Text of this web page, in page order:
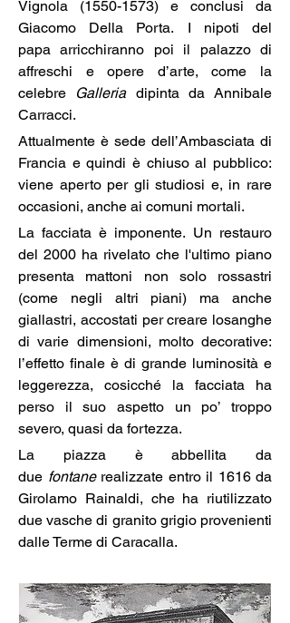
Vignola (1550-1573) e conclusi da
Giacomo Della Porta. I nipoti del
papa arricchiranno poi il palazzo di
affreschi e opere d’arte, come la
celebre Galleria dipinta da Annibale
Carracci.
Attualmente è sede dell’Ambasciata di
Francia e quindi è chiuso al pubblico:
viene aperto per gli studiosi e, in rare
occasioni, anche ai comuni mortali.
La facciata è imponente. Un restauro
del 2000 ha rivelato che l'ultimo piano
presenta mattoni non solo rossastri
(come negli altri piani) ma anche
giallastri, accostati per creare losanghe
di varie dimensioni, molto decorative:
l’effetto finale è di grande luminosità e
leggerezza, cosicché la facciata ha
perso il suo aspetto un po’ troppo
severo, quasi da fortezza.
La piazza è abbellita da
due fontane realizzate entro il 1616 da
Girolamo Rainaldi, che ha riutilizzato
due vasche di granito grigio provenienti
dalle Terme di Caracalla.